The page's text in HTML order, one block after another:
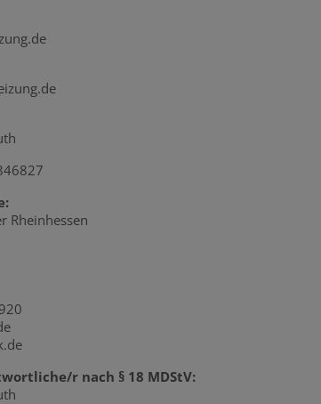
Rheinhessen
r nach § 18 MDStV: